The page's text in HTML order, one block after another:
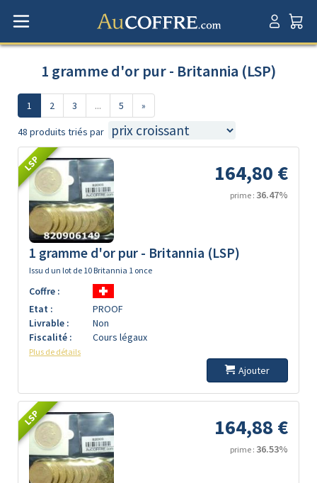
1 gramme d'or pur - Britannia (LSP)
1 2 3 ... 5 »
48 produits triés par
LSP 164,80 €
prime : 36.47%
1 gramme d'or pur - Britannia (LSP)
Issu d un lot de 10 Britannia 1 once
Coffre :
Etat :
PROOF
Livrable :
Non
Fiscalité :
Cours légaux
Plus de détails
Ajouter
LSP 164,88 €
prime : 36.53%